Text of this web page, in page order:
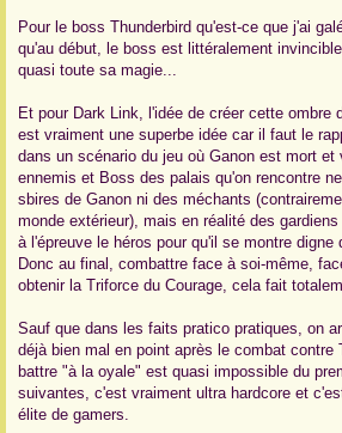
Pour le boss Thunderbird qu'est-ce que j'ai
qu'au début, le boss est littéralement
quasi toute sa magie...
Et pour Dark Link, l'idée de créer cette ombre
est vraiment une superbe idée car il faut le
dans un scénario du jeu où Ganon est mort
ennemis et Boss des palais qu'on rencontre
sbires de Ganon ni des méchants
monde extérieur), mais en réalité des
à l'épreuve le héros pour qu'il se montre digne
Donc au final, combattre face à soi-même,
obtenir la Triforce du Courage, cela fait
Sauf que dans les faits pratico pratiques, on
déjà bien mal en point après le combat contre
battre "à la oyale" est quasi impossible du
suivantes, c'est vraiment ultra hardcore et
élite de gamers.